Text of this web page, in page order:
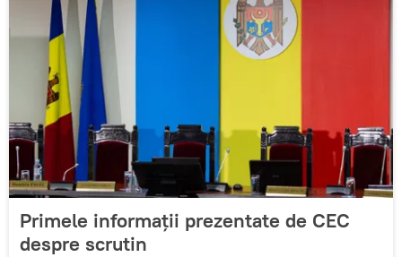
Primele informații prezentate de CEC
despre scrutin